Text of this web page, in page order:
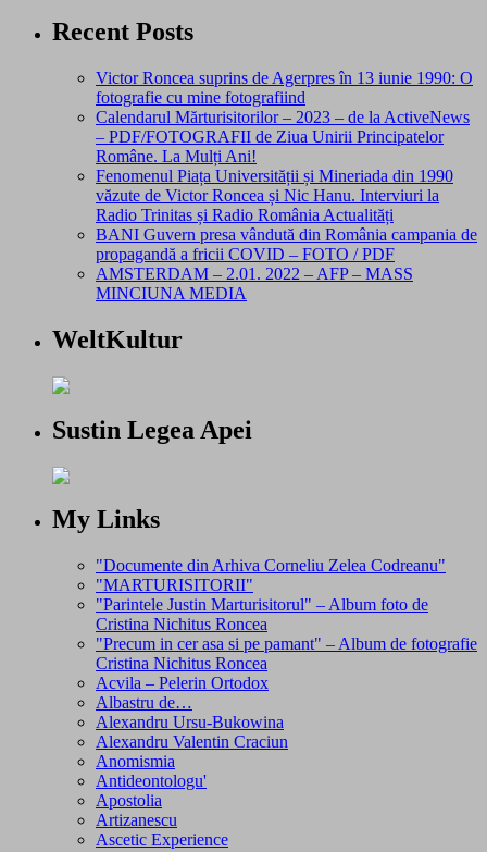
Recent Posts
Victor Roncea suprins de Agerpres în 13 iunie 1990: O
fotografie cu mine fotografiind
Calendarul Mărturisitorilor – 2023 – de la ActiveNews
– PDF/FOTOGRAFII de Ziua Unirii Principatelor
Române. La Mulți Ani!
Fenomenul Piața Universității și Mineriada din 1990
văzute de Victor Roncea și Nic Hanu. Interviuri la
Radio Trinitas și Radio România Actualități
BANI Guvern presa vândută din România campania de
propagandă a fricii COVID – FOTO / PDF
AMSTERDAM – 2.01. 2022 – AFP – MASS
MINCIUNA MEDIA
WeltKultur
Sustin Legea Apei
My Links
"Documente din Arhiva Corneliu Zelea Codreanu"
"MARTURISITORII"
"Parintele Justin Marturisitorul" – Album foto de
Cristina Nichitus Roncea
"Precum in cer asa si pe pamant" – Album de fotografie
Cristina Nichitus Roncea
Acvila – Pelerin Ortodox
Albastru de…
Alexandru Ursu-Bukowina
Alexandru Valentin Craciun
Anomismia
Antideontologu'
Apostolia
Artizanescu
Ascetic Experience